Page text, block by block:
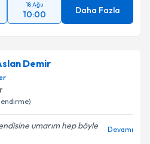
18 Ağu
10:00 Daha Fazla
Demir
umarım hep böyle
Devamı